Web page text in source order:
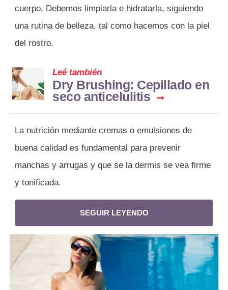
cuerpo. Debemos limpiarla e hidratarla, siguiendo
una rutina de belleza, tal como hacemos con la piel
del rostro.
Leé también
Dry Brushing: Cepillado en
seco anticelulitis
La nutrición mediante cremas o emulsiones de
buena calidad es fundamental para prevenir
manchas y arrugas y que se la dermis se vea firme
y tonificada.
SEGUIR LEYENDO